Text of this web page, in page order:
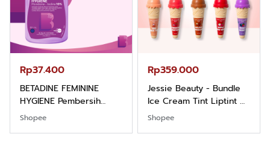
Rp37.400
BETADINE FEMININE
HYGIENE Pembersih
Kewanitaan 60ml
Shopee
Rp359.000
Jessie Beauty - Bundle
Ice Cream Tint Liptint All
Variant
Shopee